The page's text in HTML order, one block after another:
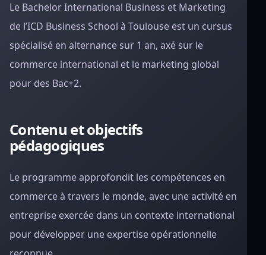
Le Bachelor International Business et Marketing
de l’ICD Business School à Toulouse est un cursus
spécialisé en alternance sur 1 an, axé sur le
commerce international et le marketing global
pour des Bac+2.
Contenu et objectifs
pédagogiques
Le programme approfondit les compétences en
commerce à travers le monde, avec une activité en
entreprise exercée dans un contexte international
pour développer une expertise opérationnelle